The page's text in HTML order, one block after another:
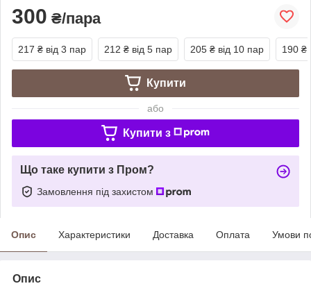
300 ₴/пара
217 ₴ від 3 пар 212 ₴ від 5 пар 205 ₴ від 10 пар 190 ₴
Купити
або
Купити з
Що таке купити з Пром?
Замовлення під захистом
Опис Характеристики Доставка Оплата Умови
Опис